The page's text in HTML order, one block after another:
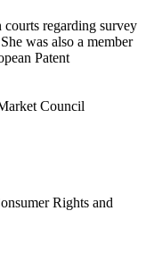
regarding survey
was also a member
Patent
Council
Rights and